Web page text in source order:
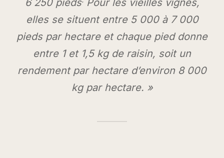
6 250 piedsPour les vieilles vignes,
elles se situent entre 5 000 à 7 000
pieds par hectare et chaque pied donne
entre 1 et 1,5 kg de raisin, soit un
rendement par hectare d’environ 8 000
kg par hectare. »